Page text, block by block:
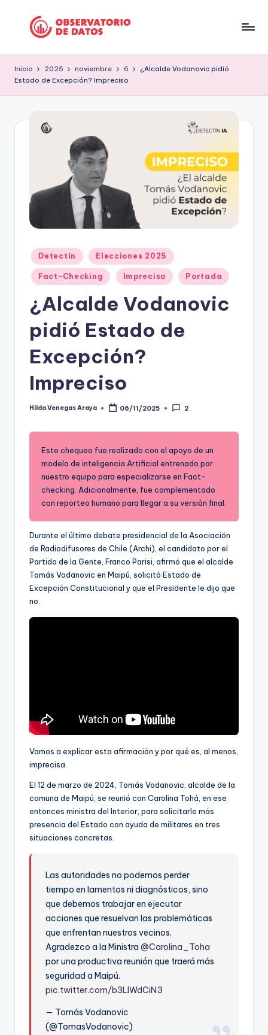
contenido
e
ri
d
ki
free
sacred"
Inicio 2025 noviembre 6
¿Alcalde Vodanovic pidió
Estado de Excepción? Impreciso
Publicado
en
Detectín Elecciones 2025
Fact-Checking Impreciso Portada
¿Alcalde Vodanovic
pidió Estado de
Excepción?
Impreciso
Publicado
Hilda Venegas Araya 06/11/2025 2
Este chequeo fue realizado con el apoyo de un
modelo de inteligencia Artificial entrenado por
nuestro equipo para especializarse en Fact-
checking. Adicionalmente, fue complementado
con reporteo humano para llegar a su versión final.
Durante el último debate presidencial de la Asociación
de Radiodifusores de Chile (Archi), el candidato por el
Partido de la Gente, Franco Parisi, afirmó que el alcalde
Tomás Vodanovic en Maipú, solicitó Estado de
Excepción Constitucional y que el Presidente le dijo que
no.
Vamos a explicar esta afirmación y por qué es, al menos,
imprecisa.
El 12 de marzo de 2024, Tomás Vodanovic, alcalde de la
comuna de Maipú, se reunió con Carolina Tohá, en ese
entonces ministra del Interior, para solicitarle más
presencia del Estado con ayuda de militares en tres
situaciones concretas.
Las autoridades no podemos perder
tiempo en lamentos ni diagnósticos, sino
que debemos trabajar en ejecutar
acciones que resuelvan las problemáticas
que enfrentan nuestros vecinos.
Agradezco a la Ministra@Carolina_Toha
por una productiva reunión que traerá más
seguridad a Maipú.
pic.twitter.com/b3LIWdCiN3
— Tomás Vodanovic
(@TomasVodanovic)